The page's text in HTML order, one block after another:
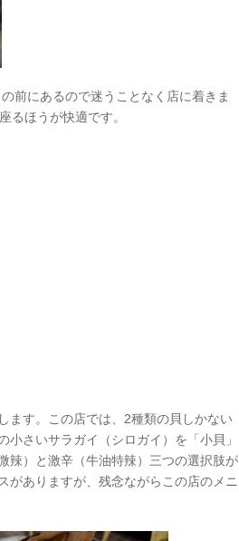
前にあるので迷うことなく店に着きま
るほうが快適です。
ます。この店では、2種類の貝しかない
さいサラガイ（シロガイ）を「小貝」
辣）と激辛（牛油特辣）三つの選択肢が
がありますが、残念ながらこの店のメニ